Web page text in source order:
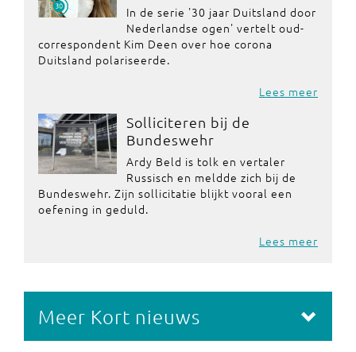
In de serie '30 jaar Duitsland door
Nederlandse ogen' vertelt oud-
correspondent Kim Deen over hoe corona
Duitsland polariseerde.
Lees meer
Solliciteren bij de
Bundeswehr
Ardy Beld is tolk en vertaler
Russisch en meldde zich bij de
Bundeswehr. Zijn sollicitatie blijkt vooral een
oefening in geduld.
Lees meer
Meer Kort nieuws